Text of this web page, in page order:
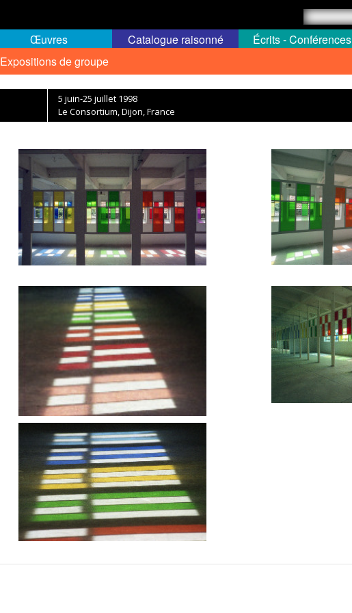
Expositions de groupe
Œuvres Catalogue raisonné Écrits - Conférences
5 juin-25 juillet 1998
Le Consortium, Dijon, France